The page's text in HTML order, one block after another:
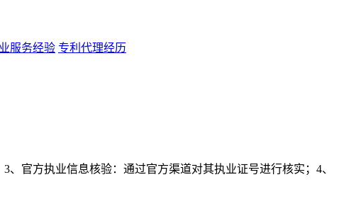
服务经验 专利代理经历
官方执业信息核验：通过官方渠道对其执业证号进行核实；4、